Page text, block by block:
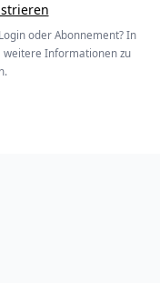
oder Abonnement? In
weitere Informationen zu